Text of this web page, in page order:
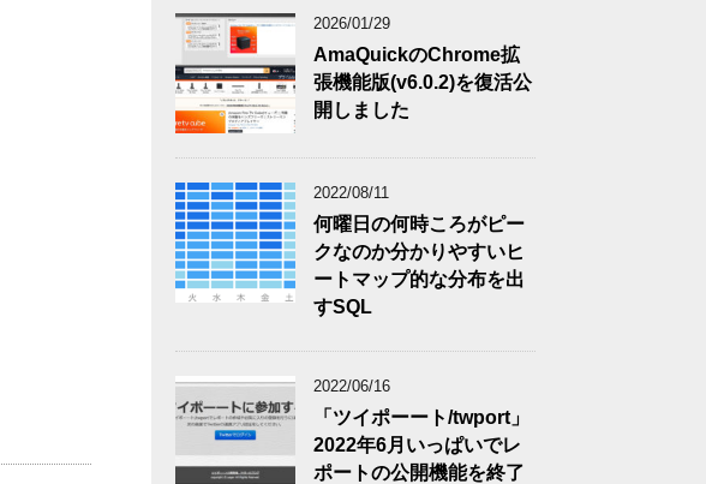
2026/01/29
AmaQuickのChrome拡
張機能版(v6.0.2)を復活公
開しました
2022/08/11
何曜日の何時ころがピー
クなのか分かりやすいヒ
ートマップ的な分布を出
すSQL
2022/06/16
「ツイポーート/twport」
2022年6月いっぱいでレ
ポートの公開機能を終了